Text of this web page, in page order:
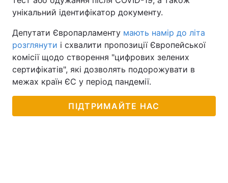
унікальний ідентифікатор документу.
Депутати Європарламенту мають намір до літа
розглянути і схвалити пропозиції Європейської
комісії щодо створення "цифрових зелених
сертифікатів", які дозволять подорожувати в
межах країн ЄС у період пандемії.
ПІДТРИМАЙТЕ НАС